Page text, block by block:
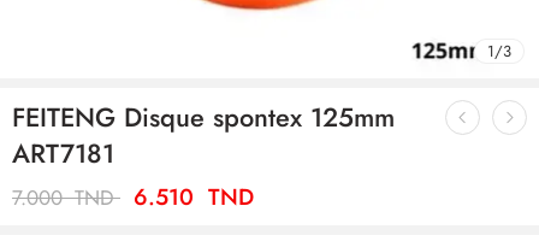
1/3
FEITENG Disque spontex 125mm
ART7181
7.000TND 6.510 TND